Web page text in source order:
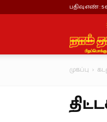
பதிவு எண் :
முகப்பு